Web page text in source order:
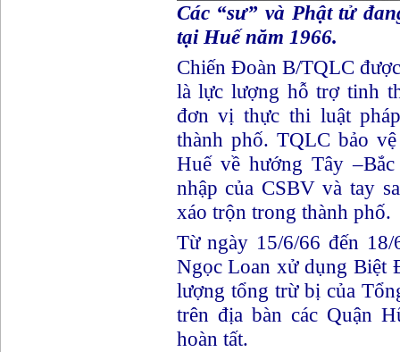
Các “sư” và Phật tử
tại Huế năm 1966.
Chiến Đoàn B/TQLC
là lực lượng hỗ trợ tinh
đơn vị thực thi luật
thành phố. TQLC bảo
Huế về hướng Tây
nhập của CSBV và tay
xáo trộn trong thành phố.
Từ ngày 15/6/66 đến
Ngọc Loan xử dụng Biệt
lượng tổng trừ bị của
trên địa bàn các Quận
hoàn tất.